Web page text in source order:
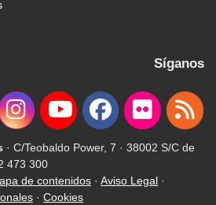
Síganos
· C/Teobaldo Power, 7 · 38002 S/C de
473 300
de contenidos · Aviso Legal ·
· Cookies